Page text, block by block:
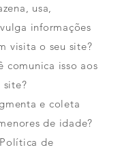
usa,
informações
visita o seu site?
comunica isso aos
site?
e coleta
de idade?
de